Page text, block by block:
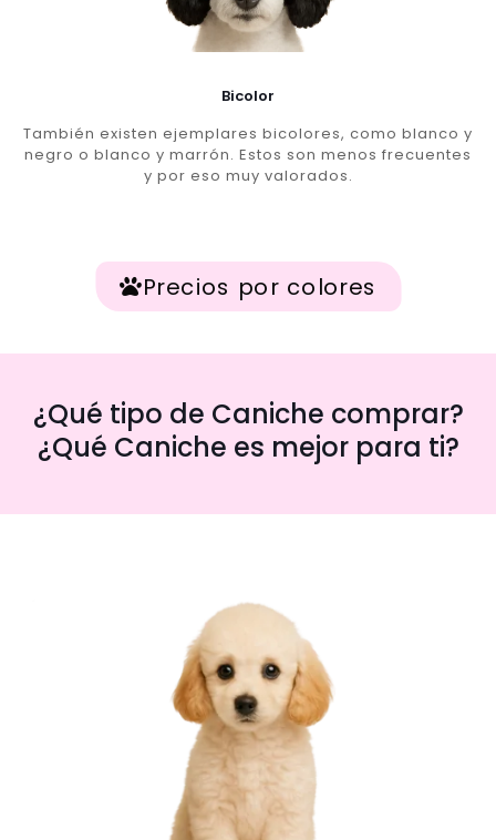
Bicolor
También existen ejemplares bicolores, como blanco y
negro o blanco y marrón. Estos son menos frecuentes
y por eso muy valorados.
Precios por colores
¿Qué tipo de Caniche comprar?
¿Qué Caniche es mejor para ti?